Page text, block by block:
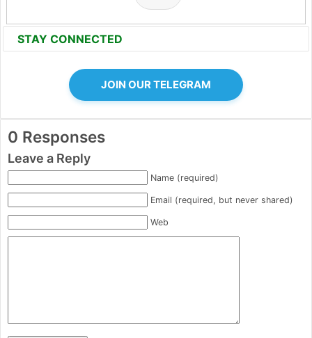
STAY CONNECTED
JOIN OUR TELEGRAM
0 Responses
Leave a Reply
Name (required)
Email (required, but never shared)
Web